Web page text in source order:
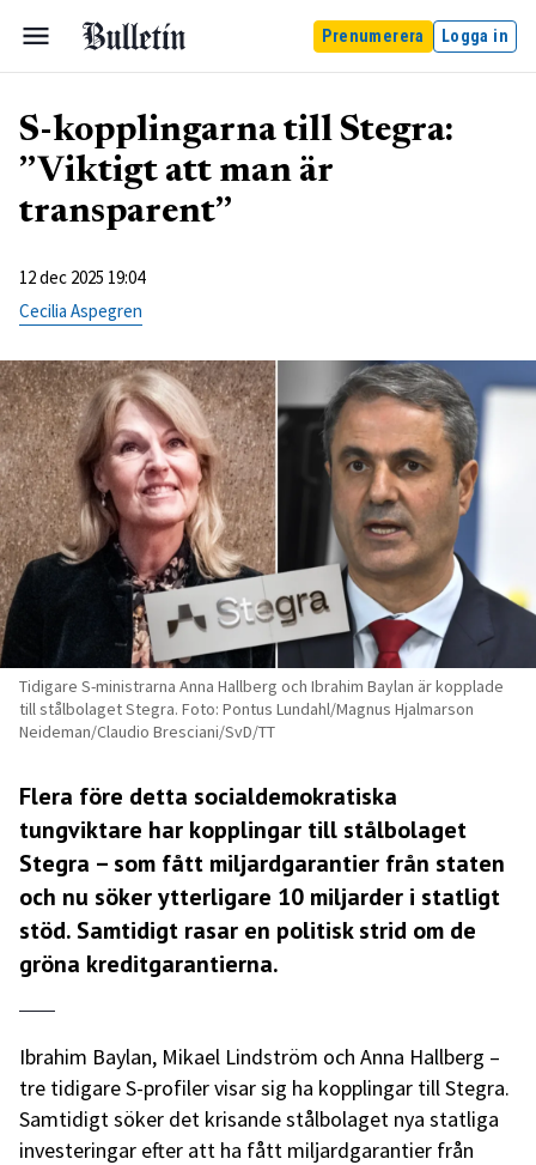
Prenumerera Logga in
S-kopplingarna till Stegra:
”Viktigt att man är
transparent”
12 dec 2025 19:04
Cecilia Aspegren
Tidigare S-ministrarna Anna Hallberg och Ibrahim Baylan är kopplade
till stålbolaget Stegra. Foto: Pontus Lundahl/Magnus Hjalmarson
Neideman/Claudio Bresciani/SvD/TT
Flera före detta socialdemokratiska
tungviktare har kopplingar till stålbolaget
Stegra – som fått miljardgarantier från staten
och nu söker ytterligare 10 miljarder i statligt
stöd. Samtidigt rasar en politisk strid om de
gröna kreditgarantierna.
Ibrahim Baylan, Mikael Lindström och Anna Hallberg –
tre tidigare S-profiler visar sig ha kopplingar till Stegra.
Samtidigt söker det krisande stålbolaget nya statliga
investeringar efter att ha fått miljardgarantier från